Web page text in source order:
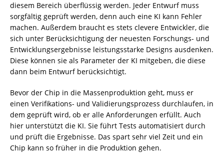
diesem Bereich überflüssig werden. Jeder Entwurf muss
sorgfältig geprüft werden, denn auch eine KI kann Fehler
machen. Außerdem braucht es stets clevere Entwickler, die
sich unter Berücksichtigung der neuesten Forschungs- und
Entwicklungsergebnisse leistungsstarke Designs ausdenken.
Diese können sie als Parameter der KI mitgeben, die diese
dann beim Entwurf berücksichtigt.
Bevor der Chip in die Massenproduktion geht, muss er
einen Verifikations- und Validierungsprozess durchlaufen, in
dem geprüft wird, ob er alle Anforderungen erfüllt. Auch
hier unterstützt die KI. Sie führt Tests automatisiert durch
und prüft die Ergebnisse. Das spart sehr viel Zeit und ein
Chip kann so früher in die Produktion gehen.